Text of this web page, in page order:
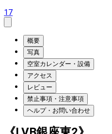
17
概要
写真
空室カレンダー・設備
アクセス
レビュー
禁止事項・注意事項
ヘルプ・お問い合わせ